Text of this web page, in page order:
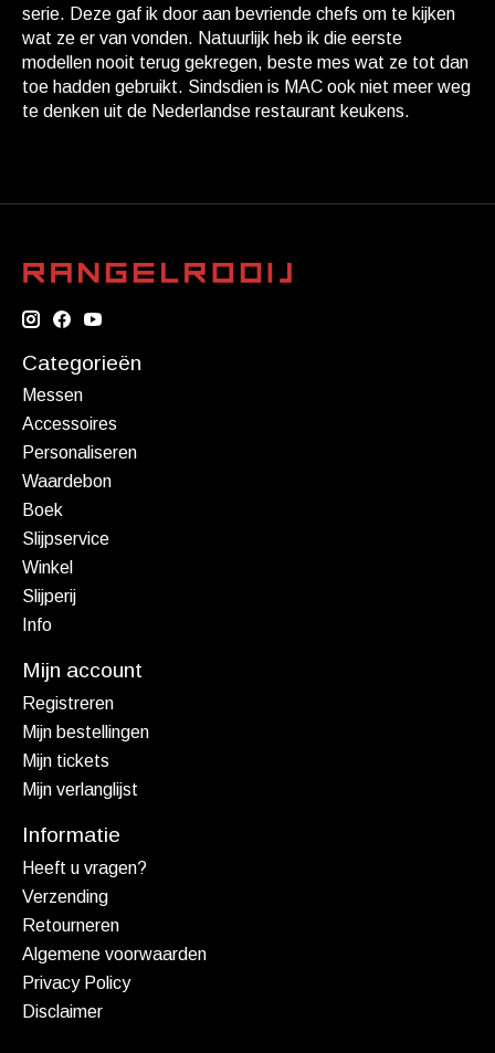
serie. Deze gaf ik door aan bevriende chefs om te kijken
wat ze er van vonden. Natuurlijk heb ik die eerste
modellen nooit terug gekregen, beste mes wat ze tot dan
toe hadden gebruikt. Sindsdien is MAC ook niet meer weg
te denken uit de Nederlandse restaurant keukens.
Categorieën
Messen
Accessoires
Personaliseren
Waardebon
Boek
Slijpservice
Winkel
Slijperij
Info
Mijn account
Registreren
Mijn bestellingen
Mijn tickets
Mijn verlanglijst
Informatie
Heeft u vragen?
Verzending
Retourneren
Algemene voorwaarden
Privacy Policy
Disclaimer